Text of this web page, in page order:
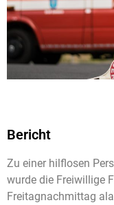
Bericht
Zu einer hilflosen
wurde die Freiwillige
Freitagnachmittag